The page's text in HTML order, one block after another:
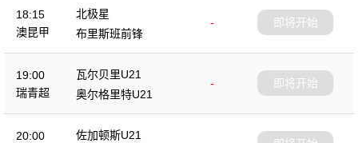
18:15
澳昆甲
北极星
-
布里斯班前锋
即将开始
19:00
瑞青超
瓦尔贝里U21
-
奥尔格里特U21
即将开始
20:00 佐加顿斯U21